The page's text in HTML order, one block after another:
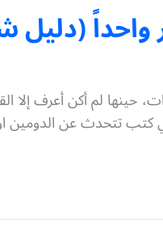
(دليل
بحجز أول اسم نطاق لي على شبكة الإنترنت،
كتب تتحدث عن الدومين